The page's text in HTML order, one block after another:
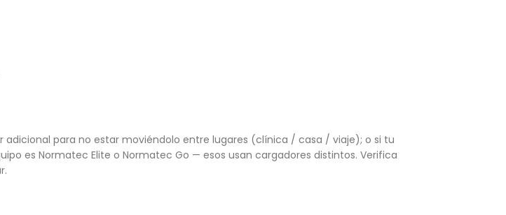
adicional para no estar moviéndolo entre lugares (clínica / casa / viaje); o si tu
es Normatec Elite o Normatec Go — esos usan cargadores distintos. Verifica